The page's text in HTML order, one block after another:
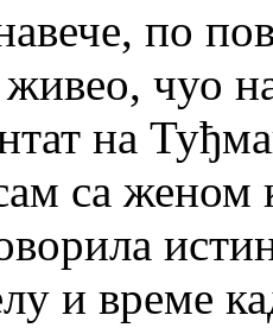
по
чуо
на
са женом
и време